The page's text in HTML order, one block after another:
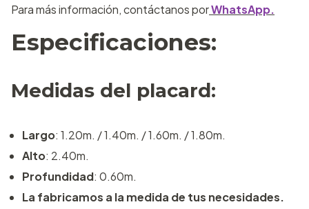
Para más información, contáctanos porWhatsApp.
Especificaciones:
Medidas del placard:
Largo: 1.20m. / 1.40m. / 1.60m. / 1.80m.
Alto: 2.40m.
Profundidad: 0.60m.
La fabricamos a la medida de tus necesidades.